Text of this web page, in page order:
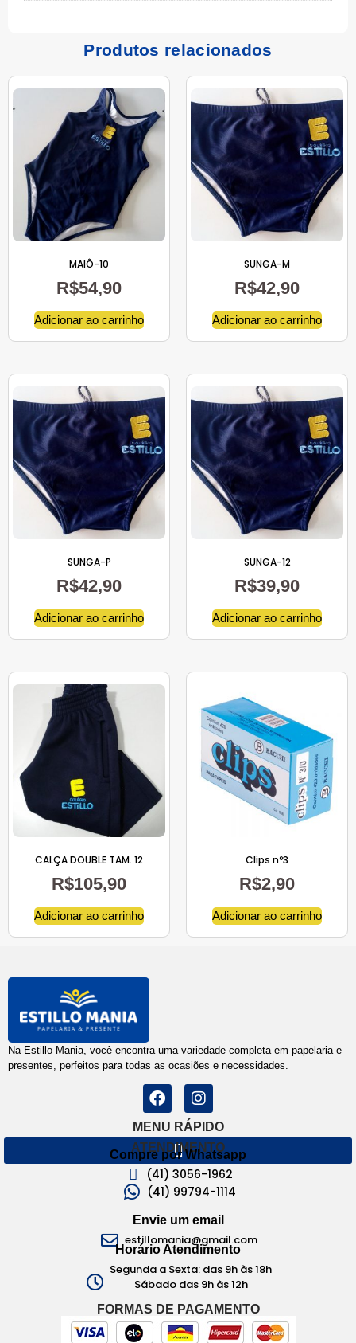
Produtos relacionados
MAIÔ-10
R$54,90
Adicionar ao carrinho
SUNGA-M
R$42,90
Adicionar ao carrinho
SUNGA-P
R$42,90
Adicionar ao carrinho
SUNGA-12
R$39,90
Adicionar ao carrinho
CALÇA DOUBLE TAM. 12
R$105,90
Adicionar ao carrinho
Clips nº3
R$2,90
Adicionar ao carrinho
Na Estillo Mania, você encontra uma variedade completa em papelaria e
presentes, perfeitos para todas as ocasiões e necessidades.
MENU RÁPIDO
ATENDIMENTO
Compre por Whatsapp
(41) 3056-1962
(41) 99794-1114
Envie um email
estillomania@gmail.com
Horário Atendimento
Segunda a Sexta: das 9h às 18h
Sábado das 9h às 12h
FORMAS DE PAGAMENTO